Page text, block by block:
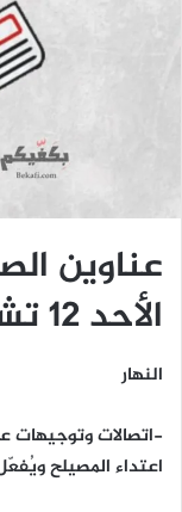
عناوين
الأحد ١٢ تشرين الأول ٢٠٢٥
النهار
-اتصالات وتوجيهات
اعتداء المصيلح